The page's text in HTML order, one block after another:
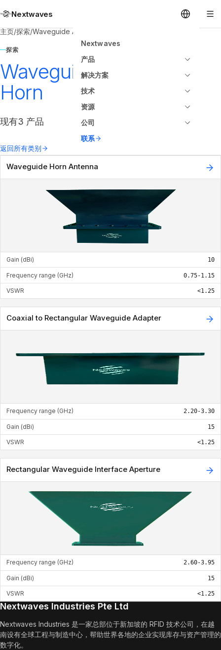
Nextwaves
Nextwaves
产品
解决方案
技术
资源
公司
联系
主页/探索/Waveguide Antenna Horn
探索
Waveguide Antenna
Horn
现有3 产品
返回所有类别
Waveguide Horn Antenna
Gain (dBi) 10
Frequency range (GHz) 0.75-1.15
VSWR <1.25
Coaxial to Rectangular Waveguide Adapter
Frequency range (GHz) 2.20-3.30
Gain (dBi) 15
VSWR <1.25
Rectangular Waveguide Interface Aperture
Frequency range (GHz) 2.60-3.95
Gain (dBi) 15
VSWR <1.25
Nextwaves Industries Pte Ltd
Nextwaves Industries 是一家总部位于新加坡的 RFID 技术公司，在越
南设有全球工程与制造中心，帮助世界各地的企业实现库存与资产管理的
数字化。